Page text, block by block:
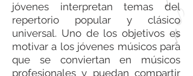
jóvenes interpretan temas del
repertorio popular y clásico
universal. Uno de los objetivos es
motivar a los jóvenes músicos para
que se conviertan en músicos
profesionales y puedan compartir